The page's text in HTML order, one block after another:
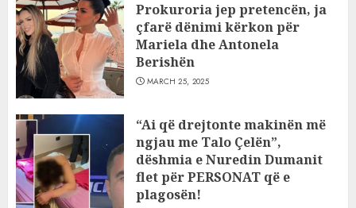
Prokuroria jep pretencën, ja
çfarë dënimi kërkon për
Mariela dhe Antonela
Berishën
MARCH 25, 2025
“Ai që drejtonte makinën më
ngjau me Talo Çelën”,
dëshmia e Nuredin Dumanit
flet për PERSONAT që e
plagosën!